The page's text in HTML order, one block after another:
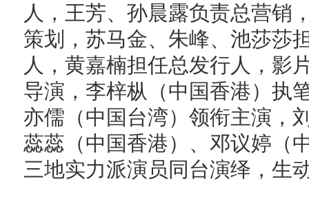
人，王芳、孙晨露负责总营销
策划，苏马金、朱峰、池莎莎
人，黄嘉楠担任总发行人，影
导演，李梓枞（中国香港）执
亦儒（中国台湾）领衔主演，
蕊蕊（中国香港）、邓议婷（
三地实力派演员同台演绎，生